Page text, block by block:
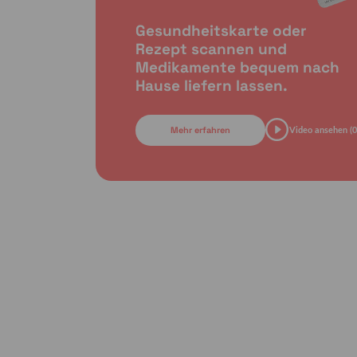
Gesundheitskarte oder
Rezept scannen und
Medikamente bequem nach
Hause liefern lassen.
Mehr erfahren Video ansehen